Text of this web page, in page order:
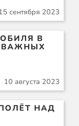
сентября 2023
В
ВАЖНЫХ
10 августа 2023
НАД